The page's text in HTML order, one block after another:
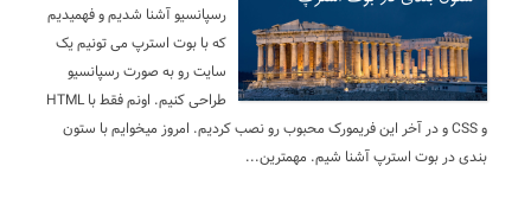
رسپانسیو آشنا شدیم و فهمیدیم
که با بوت استرپ می تونیم یک
سایت رو به صورت رسپانسیو
طراحی کنیم. اونم فقط با HTML
و CSS و در آخر این فریمورک محبوب رو نصب کردیم. امروز میخوایم با ستون
بندی در بوت استرپ آشنا شیم. مهمترین...